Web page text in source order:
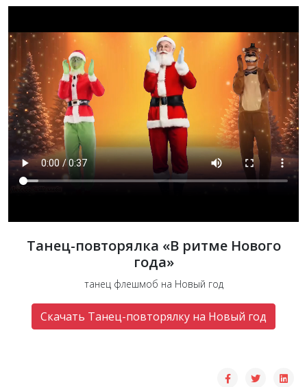
Танец-повторялка «В ритме Нового
года»
танец флешмоб на Новый год
Скачать Танец-повторялку на Новый год